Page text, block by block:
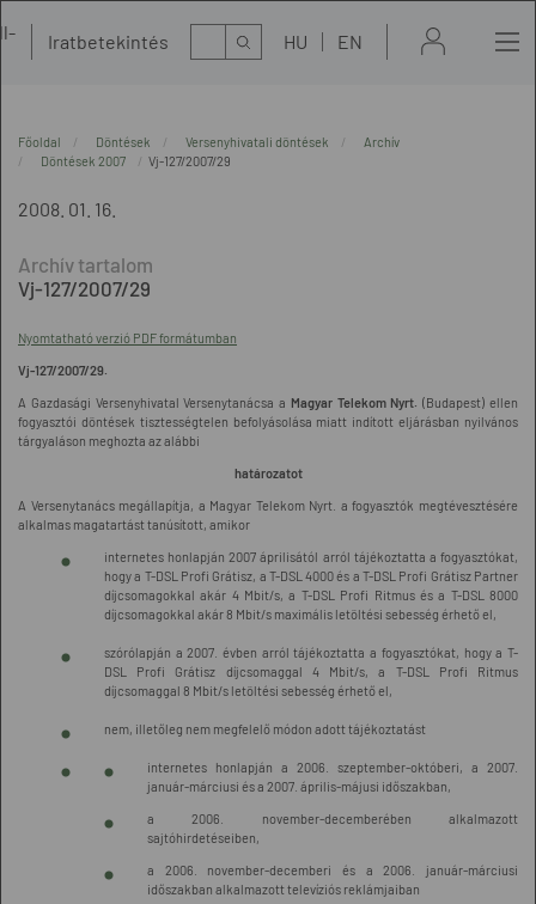
Iratbetekintés Kereső HU EN
Főoldal Döntések Versenyhivatali döntések
Archív
Döntések 2007
Vj-127/2007/29
2008. 01. 16.
Vj-127/2007/29
Nyomtatható verzió PDF formátumban
Vj-127/2007/29.
A Gazdasági Versenyhivatal Versenytanácsa a Magyar Telekom Nyrt. (Budapest) ellen
fogyasztói döntések tisztességtelen befolyásolása miatt indított eljárásban nyilvános
tárgyaláson meghozta az alábbi
határozatot
A Versenytanács megállapítja, a Magyar Telekom Nyrt. a fogyasztók megtévesztésére
alkalmas magatartást tanúsított, amikor
internetes honlapján 2007 áprilisától arról tájékoztatta a fogyasztókat,
hogy a T-DSL Profi Grátisz, a T-DSL 4000 és a T-DSL Profi Grátisz Partner
díjcsomagokkal akár 4 Mbit/s, a T-DSL Profi Ritmus és a T-DSL 8000
díjcsomagokkal akár 8 Mbit/s maximális letöltési sebesség érhető el,
szórólapján a 2007. évben arról tájékoztatta a fogyasztókat, hogy a T-
DSL Profi Grátisz díjcsomaggal 4 Mbit/s, a T-DSL Profi Ritmus
díjcsomaggal 8 Mbit/s letöltési sebesség érhető el,
nem, illetőleg nem megfelelő módon adott tájékoztatást
internetes honlapján a 2006. szeptember-októberi, a 2007.
január-márciusi és a 2007. április-májusi időszakban,
a 2006. november-decemberében alkalmazott
sajtóhirdetéseiben,
a 2006. november-decemberi és a 2006. január-márciusi
időszakban alkalmazott televíziós reklámjaiban